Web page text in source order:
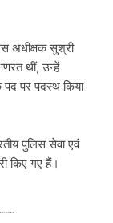
अधीक्षक सुश्री
थीं, उन्हें
पद पर पदस्थ किया
पुलिस सेवा एवं
किए गए हैं।